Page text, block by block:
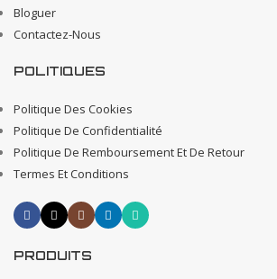
Bloguer
Contactez-Nous
POLITIQUES
Politique Des Cookies
Politique De Confidentialité
Politique De Remboursement Et De Retour
Termes Et Conditions
PRODUITS